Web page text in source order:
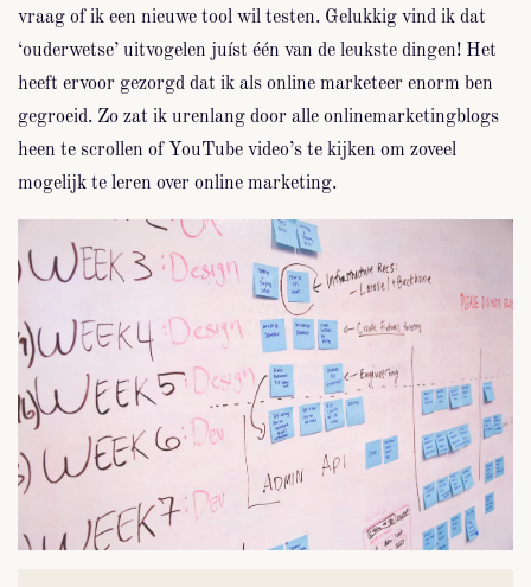
vraag of ik een nieuwe tool wil testen. Gelukkig vind ik dat
‘ouderwetse’ uitvogelen juíst één van de leukste dingen! Het
heeft ervoor gezorgd dat ik als online marketeer enorm ben
gegroeid. Zo zat ik urenlang door alle onlinemarketingblogs
heen te scrollen of YouTube video’s te kijken om zoveel
mogelijk te leren over online marketing.